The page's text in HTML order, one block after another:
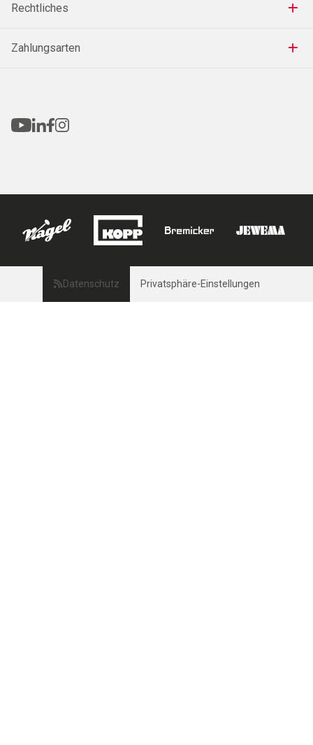
Rechtliches
Zahlungsarten
Datenschutz Privatsphäre-Einstellungen